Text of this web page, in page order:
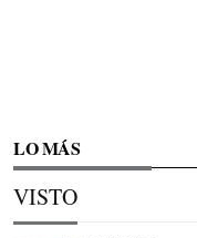
LO MÁS
VISTO